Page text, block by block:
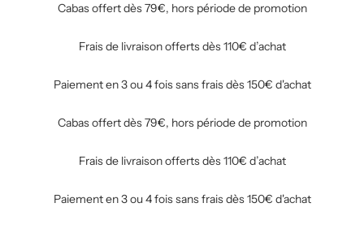
Cabas offert dès 79€, hors période de promotion
Frais de livraison offerts dès 110€ d’achat
Paiement en 3 ou 4 fois sans frais dès 150€ d'achat
Cabas offert dès 79€, hors période de promotion
Frais de livraison offerts dès 110€ d’achat
Paiement en 3 ou 4 fois sans frais dès 150€ d'achat